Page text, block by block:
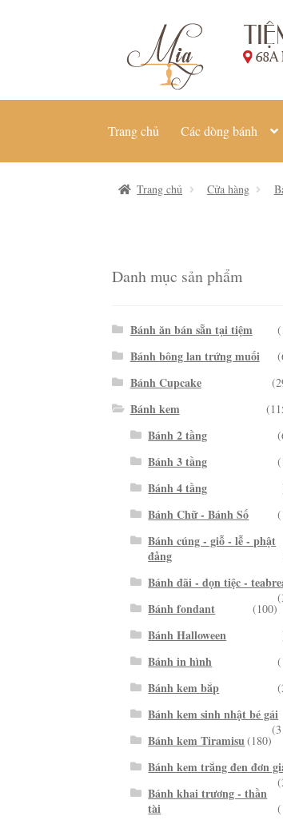
Điều
nội
Trang chủ Các dòng bánh
Trang chủ Cửa hàng
Danh mục sản phẩm
Bánh ăn bán sẵn tại tiệm
Bánh bông lan trứng muối
Bánh Cupcake
Bánh kem
Bánh 2 tầng
Bánh 3 tầng
Bánh 4 tầng
Bánh Chữ - Bánh Số
Bánh cúng - giỗ - lễ - phật
đảng
Bánh đãi - dọn tiệc -
Bánh fondant (100)
Bánh Halloween
Bánh in hình
Bánh kem bắp
Bánh kem sinh nhật bé gái
Bánh kem Tiramisu(180)
Bánh kem trắng đen đơn
Bánh khai trương - thần
tài